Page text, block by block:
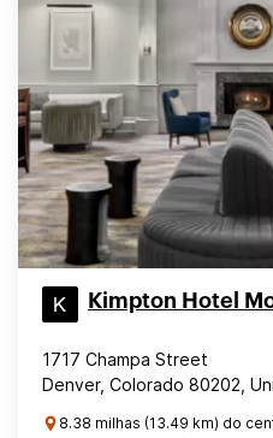
Kimpton Hotel
1717 Champa Street
Denver, Colorado 80202,
8.38 milhas (13.49 km) do